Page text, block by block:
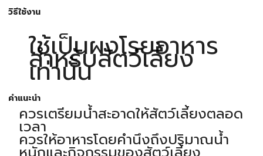
วิธีใช้งาน
ใช้เป็นผงโรยอาหาร
สำหรับสัตว์เลี้ยง
เท่านั้น
คำแนะนำ
ควรเตรียมน้ำสะอาดให้สัตว์เลี้ยงตลอด
เวลา
ควรให้อาหารโดยคำนึงถึงปริมาณน้ำ